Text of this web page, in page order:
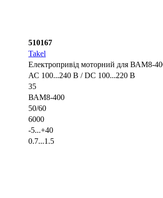
510167
Takel
Електропривід моторний для ВАМ8-
АС 100...240 В / DC 100...220 В
35
ВАМ8-400
50/60
6000
-5...+40
0.7...1.5